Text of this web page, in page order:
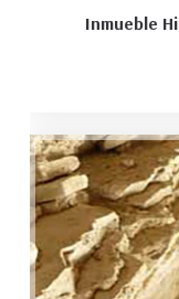
Inmueble